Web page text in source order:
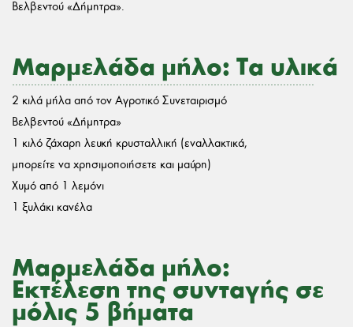
Βελβεντού «Δήμητρα».
Μαρμελάδα μήλο: Τα υλικά
2 κιλά μήλα από τον Αγροτικό Συνεταιρισμό
Βελβεντού «Δήμητρα»
1 κιλό ζάχαρη λευκή κρυσταλλική (εναλλακτικά,
μπορείτε να χρησιμοποιήσετε και μαύρη)
Χυμό από 1 λεμόνι
1 ξυλάκι κανέλα
Μαρμελάδα μήλο:
Εκτέλεση της συνταγής σε
μόλις 5 βήματα